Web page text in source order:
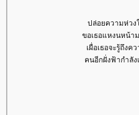
ปล่อยความห่วง
ขอเธอแหงนหน้า
เผื่อเธอจะรู้ถึงค
คนอีกฝั่งฟ้ากำลัง